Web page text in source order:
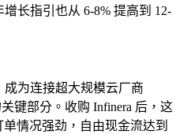
长指引也从 6-8% 提高到 12-
成为连接超大规模云厂商
关键部分。收购 Infinera 后，这
情况强劲，自由现金流达到